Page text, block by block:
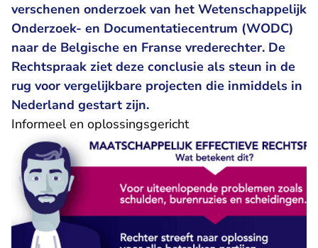
verschenen onderzoek van het Wetenschappelijk
Onderzoek- en Documentatiecentrum (WODC)
naar de Belgische en Franse vrederechter. De
Rechtspraak ziet deze conclusie als steun in de
rug voor vergelijkbare projecten die inmiddels in
Nederland gestart zijn.
Informeel en oplossingsgericht